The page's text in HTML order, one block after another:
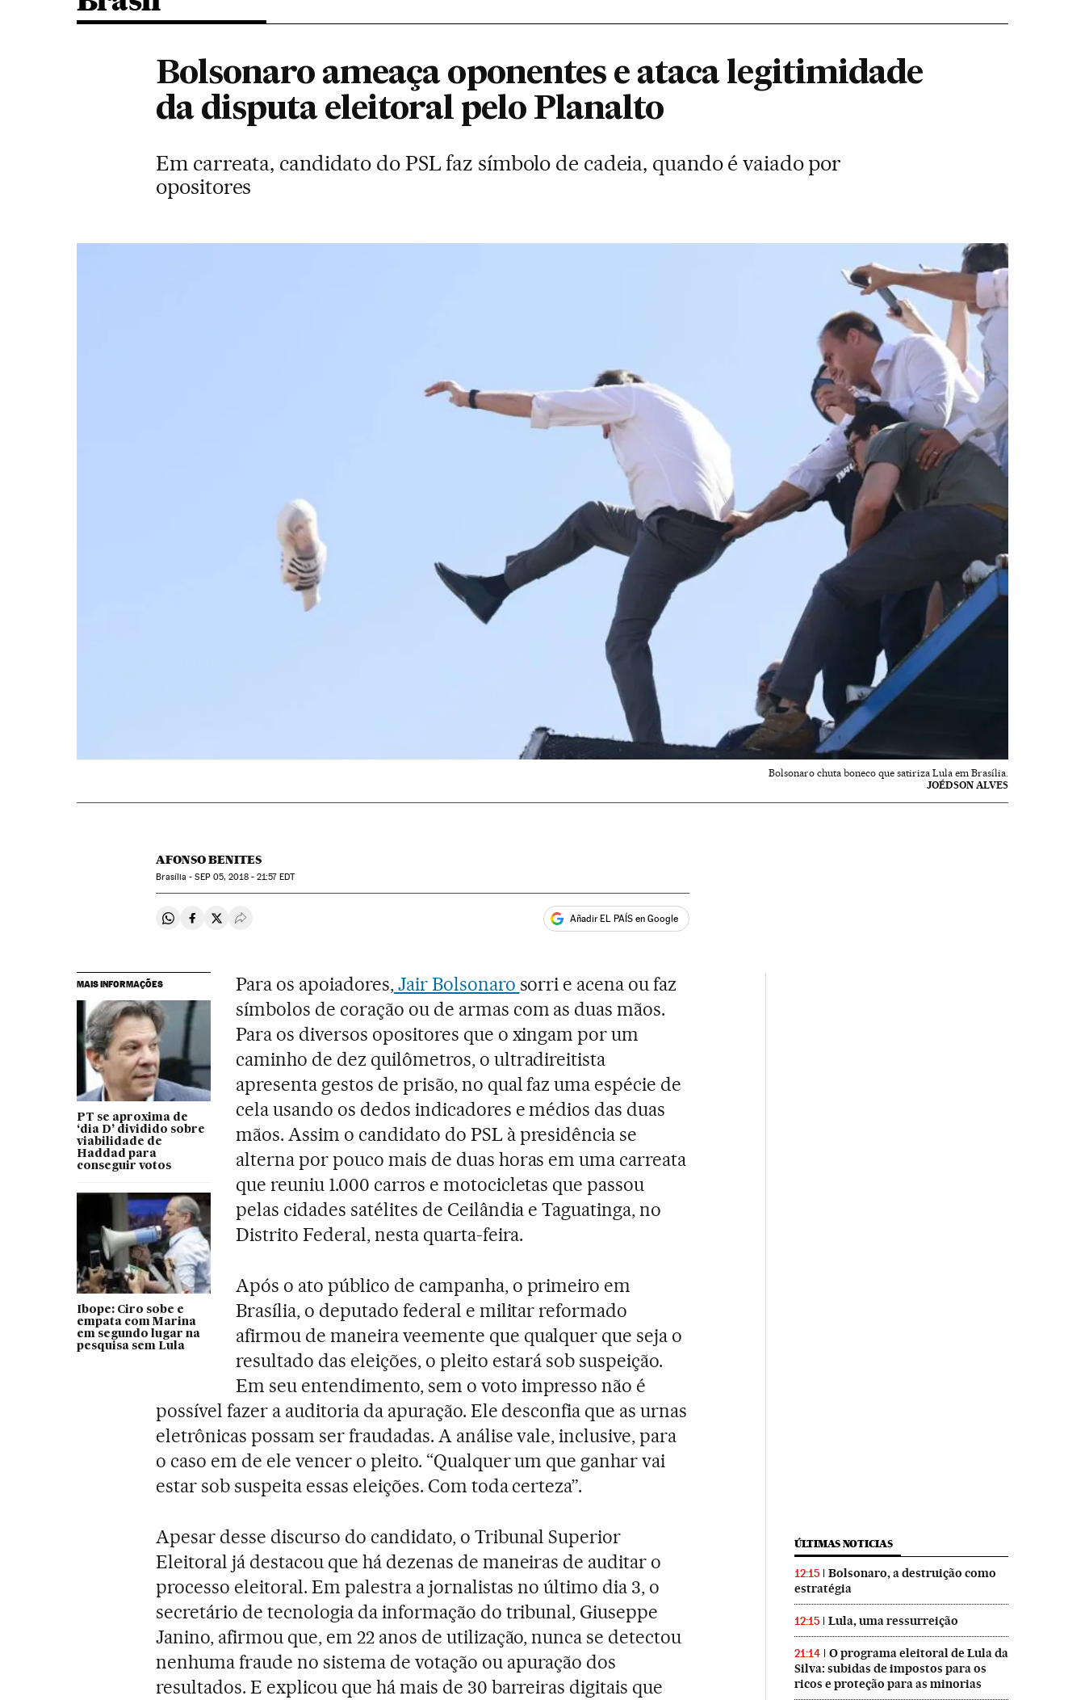
Bolsonaro ameaça oponentes e ataca legitimidade
da disputa eleitoral pelo Planalto
Em carreata, candidato do PSL faz símbolo de cadeia, quando é vaiado por
opositores
Bolsonaro chuta boneco que satiriza Lula em Brasília.
JOÉDSON ALVES
AFONSO BENITES
Brasília -SEP05, 2018 - 21:57EDT
Compartir en Whatsapp
Compartir en Facebook
Compartir en Twitter
Desplegar Redes Sociales Añadir EL PAÍS en Google
MAIS INFORMAÇÕES
PT se aproxima de
‘dia D’ dividido sobre
viabilidade de
Haddad para
conseguir votos
Ibope: Ciro sobe e
empata com Marina
em segundo lugar na
pesquisa sem Lula
Para os apoiadores,Jair Bolsonaro sorri e acena ou faz
símbolos de coração ou de armas com as duas mãos.
Para os diversos opositores que o xingam por um
caminho de dez quilômetros, o ultradireitista
apresenta gestos de prisão, no qual faz uma espécie de
cela usando os dedos indicadores e médios das duas
mãos. Assim o candidato do PSL à presidência se
alterna por pouco mais de duas horas em uma carreata
que reuniu 1.000 carros e motocicletas que passou
pelas cidades satélites de Ceilândia e Taguatinga, no
Distrito Federal, nesta quarta-feira.
Após o ato público de campanha, o primeiro em
Brasília, o deputado federal e militar reformado
afirmou de maneira veemente que qualquer que seja o
resultado das eleições, o pleito estará sob suspeição.
Em seu entendimento, sem o voto impresso não é
possível fazer a auditoria da apuração. Ele desconfia que as urnas
eletrônicas possam ser fraudadas. A análise vale, inclusive, para
o caso em de ele vencer o pleito. “Qualquer um que ganhar vai
estar sob suspeita essas eleições. Com toda certeza”.
Apesar desse discurso do candidato, o Tribunal Superior
Eleitoral já destacou que há dezenas de maneiras de auditar o
processo eleitoral. Em palestra a jornalistas no último dia 3, o
secretário de tecnologia da informação do tribunal, Giuseppe
Janino, afirmou que, em 22 anos de utilização, nunca se detectou
nenhuma fraude no sistema de votação ou apuração dos
resultados. E explicou que há mais de 30 barreiras digitais que
ÚLTIMAS NOTICIAS
12:15
Bolsonaro, a destruição como
estratégia
12:15 Lula, uma ressurreição
21:14
O programa eleitoral de Lula da
Silva: subidas de impostos para os
ricos e proteção para as minorias